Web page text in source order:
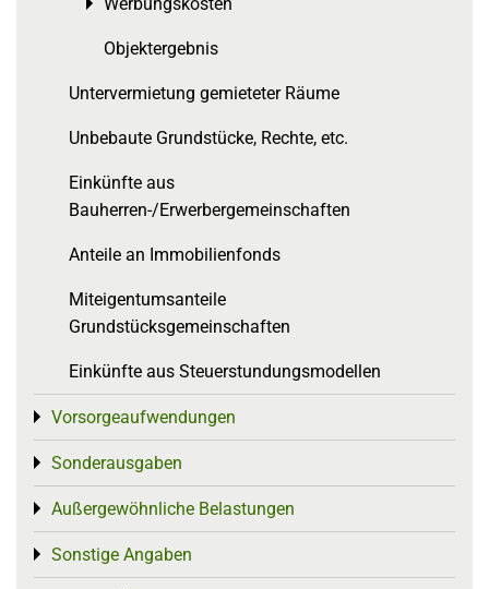
Toggle menu
Objektergebnis
Untervermietung gemieteter Räume
Unbebaute Grundstücke, Rechte, etc.
Einkünfte aus
Bauherren-/Erwerbergemeinschaften
Anteile an Immobilienfonds
Miteigentumsanteile
Grundstücksgemeinschaften
Einkünfte aus Steuerstundungsmodellen
Vorsorgeaufwendungen
Toggle menu
Sonderausgaben
Toggle menu
Außergewöhnliche Belastungen
Toggle menu
Sonstige Angaben
Toggle menu